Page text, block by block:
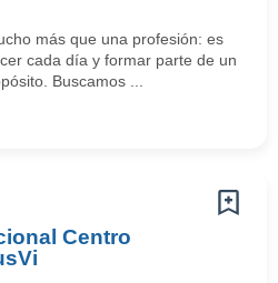
más que una profesión: es
cada día y formar parte de un
Buscamos ...
Centro